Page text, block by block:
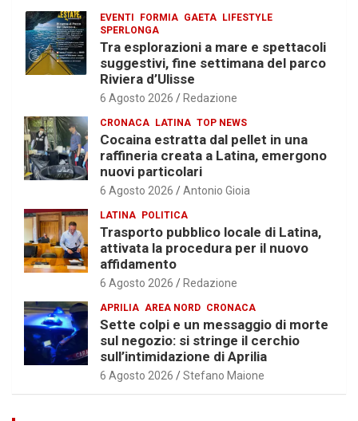
EVENTI FORMIA GAETA LIFESTYLE
SPERLONGA
Tra esplorazioni a mare e spettacoli
suggestivi, fine settimana del parco
Riviera d’Ulisse
6 Agosto 2026 Redazione
CRONACA LATINA TOP NEWS
Cocaina estratta dal pellet in una
raffineria creata a Latina, emergono
nuovi particolari
6 Agosto 2026 Antonio Gioia
LATINA POLITICA
Trasporto pubblico locale di Latina,
attivata la procedura per il nuovo
affidamento
6 Agosto 2026 Redazione
APRILIA AREA NORD CRONACA
Sette colpi e un messaggio di morte
sul negozio: si stringe il cerchio
sull’intimidazione di Aprilia
6 Agosto 2026 Stefano Maione